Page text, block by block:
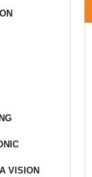
VISION